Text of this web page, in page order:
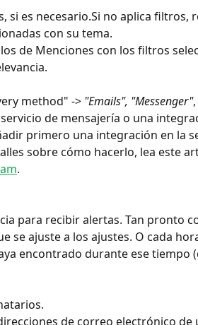
si es necesario.Si no aplica filtros,
con su tema.
de Menciones con los filtros
method" -> "Emails", "Messenger"
de mensajería o una
primero una integración en la
sobre cómo hacerlo, lea este
.
para recibir alertas. Tan pronto
se ajuste a los ajustes. O cada
encontrado durante ese tiempo